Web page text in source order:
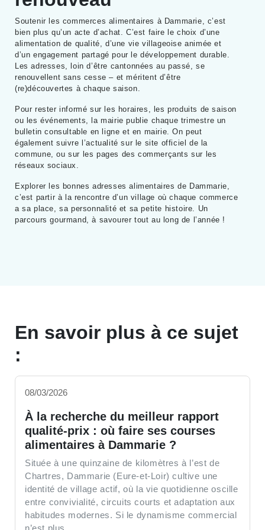
Soutenir les commerces alimentaires à Dammarie, c’est
bien plus qu’un acte d’achat. C’est faire le choix d’une
alimentation de qualité, d’une vie villageoise animée et
d’un engagement partagé pour le développement durable.
Les adresses, loin d’être cantonnées au passé, se
renouvellent sans cesse – et méritent d’être
(re)découvertes à chaque saison.
Pour rester informé sur les horaires, les produits de saison
ou les événements, la mairie publie chaque trimestre un
bulletin consultable en ligne et en mairie. On peut
également suivre l’actualité sur le site officiel de la
commune, ou sur les pages des commerçants sur les
réseaux sociaux.
Explorer les bonnes adresses alimentaires de Dammarie,
c’est partir à la rencontre d’un village où chaque commerce
a sa place, sa personnalité et sa petite histoire. Un
parcours gourmand, à savourer tout au long de l’année !
En savoir plus à ce sujet
:
08/03/2026
À la recherche du meilleur rapport
qualité-prix : où faire ses courses
alimentaires à Dammarie ?
Située à une quinzaine de kilomètres à l’est de
Chartres, Dammarie (Eure-et-Loir) cultive une
identité de village actif, où la vie quotidienne oscille
entre convivialité, circuits courts et adaptation aux
habitudes modernes. Si le dynamisme commercial
n’est plus...